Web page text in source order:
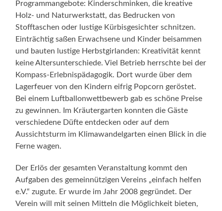
Programmangebote: Kinderschminken, die kreative
Holz- und Naturwerkstatt, das Bedrucken von
Stofftaschen oder lustige Kürbisgesichter schnitzen.
Einträchtig saßen Erwachsene und Kinder beisammen
und bauten lustige Herbstgirlanden: Kreativität kennt
keine Altersunterschiede. Viel Betrieb herrschte bei der
Kompass-Erlebnispädagogik. Dort wurde über dem
Lagerfeuer von den Kindern eifrig Popcorn geröstet.
Bei einem Luftballonwettbewerb gab es schöne Preise
zu gewinnen. Im Kräutergarten konnten die Gäste
verschiedene Düfte entdecken oder auf dem
Aussichtsturm im Klimawandelgarten einen Blick in die
Ferne wagen.
Der Erlös der gesamten Veranstaltung kommt den
Aufgaben des gemeinnützigen Vereins „einfach helfen
e.V.“ zugute. Er wurde im Jahr 2008 gegründet. Der
Verein will mit seinen Mitteln die Möglichkeit bieten,